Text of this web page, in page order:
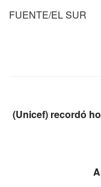
FUENTE/EL SUR
(Unicef) recordó